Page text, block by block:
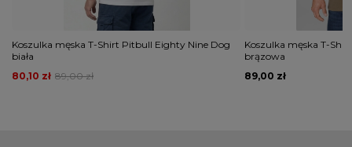
Koszulka męska T-Shirt Pitbull Eighty Nine Dog
biała
89,00 zł
80,10 zł
Koszulka męska T-
brązowa
89,00 zł